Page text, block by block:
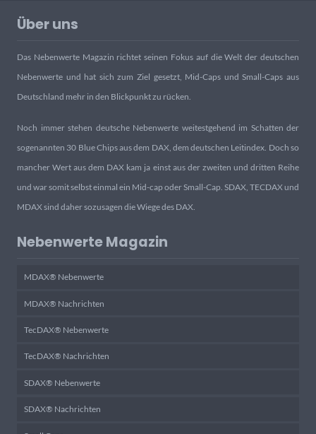
Über uns
Das Nebenwerte Magazin richtet seinen Fokus auf die Welt der deutschen
Nebenwerte und hat sich zum Ziel gesetzt, Mid-Caps und Small-Caps aus
Deutschland mehr in den Blickpunkt zu rücken.
Noch immer stehen deutsche Nebenwerte weitestgehend im Schatten der
sogenannten 30 Blue Chips aus dem DAX, dem deutschen Leitindex. Doch so
mancher Wert aus dem DAX kam ja einst aus der zweiten und dritten Reihe
und war somit selbst einmal ein Mid-cap oder Small-Cap. SDAX, TECDAX und
MDAX sind daher sozusagen die Wiege des DAX.
Nebenwerte Magazin
MDAX® Nebenwerte
MDAX® Nachrichten
TecDAX® Nebenwerte
TecDAX® Nachrichten
SDAX® Nebenwerte
SDAX® Nachrichten